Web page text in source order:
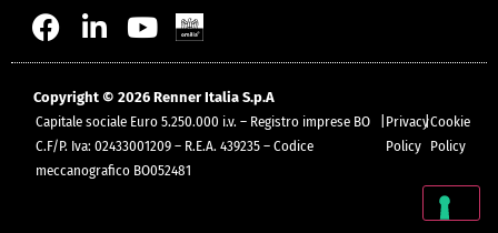
Copyright © 2026 Renner Italia S.p.A
Capitale sociale Euro 5.250.000 i.v. – Registro imprese BO
C.F/P. Iva: 02433001209 – R.E.A. 439235 – Codice
meccanografico BO052481
|Privacy
Policy
|Cookie
Policy